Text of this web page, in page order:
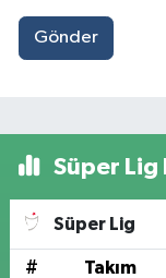
Gönder
Süper Lig
Süper Lig
# Takım